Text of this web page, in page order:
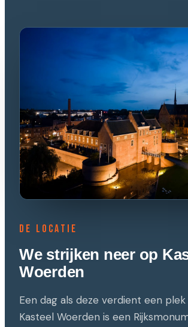
De locatie
We strijken neer op
Woerden
Een dag als deze verdient een
Kasteel Woerden is een